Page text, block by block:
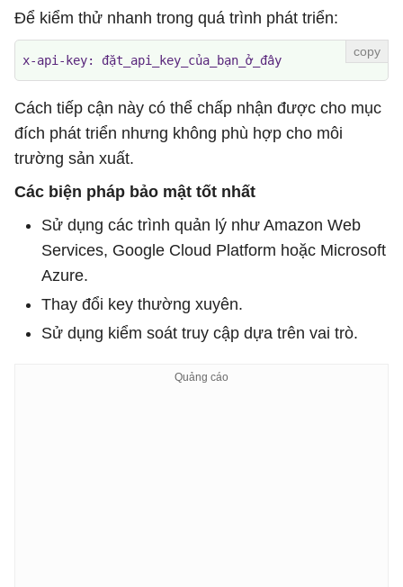
Để kiểm thử nhanh trong quá trình phát triển:
x-api-key: đặt_api_key_của_bạn_ở_đây
Cách tiếp cận này có thể chấp nhận được cho mục
đích phát triển nhưng không phù hợp cho môi
trường sản xuất.
Các biện pháp bảo mật tốt nhất
Sử dụng các trình quản lý như Amazon Web
Services, Google Cloud Platform hoặc Microsoft
Azure.
Thay đổi key thường xuyên.
Sử dụng kiểm soát truy cập dựa trên vai trò.